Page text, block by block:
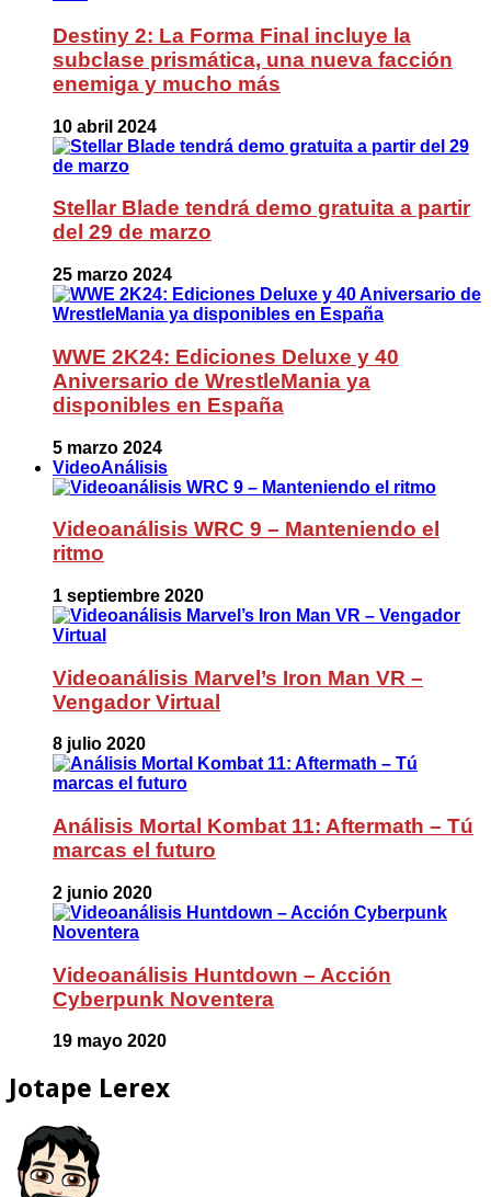
Destiny 2: La Forma Final incluye la
subclase prismática, una nueva facción
enemiga y mucho más
10 abril 2024
Stellar Blade tendrá demo gratuita a partir
del 29 de marzo
25 marzo 2024
WWE 2K24: Ediciones Deluxe y 40
Aniversario de WrestleMania ya
disponibles en España
5 marzo 2024
VideoAnálisis
Videoanálisis WRC 9 – Manteniendo el
ritmo
1 septiembre 2020
Videoanálisis Marvel’s Iron Man VR –
Vengador Virtual
8 julio 2020
Análisis Mortal Kombat 11: Aftermath – Tú
marcas el futuro
2 junio 2020
Videoanálisis Huntdown – Acción
Cyberpunk Noventera
19 mayo 2020
Jotape Lerex